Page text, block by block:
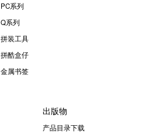
PC系列
Q系列
拼装工具
拼酷盒仔
金属书签
出版物
产品目录下载